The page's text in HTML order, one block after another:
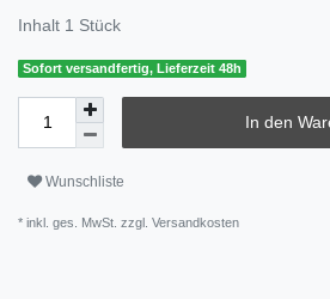
Inhalt 1 Stück
Sofort versandfertig, Lieferzeit 48h
In den
Wunschliste
* inkl. ges. MwSt. zzgl. Versandkosten